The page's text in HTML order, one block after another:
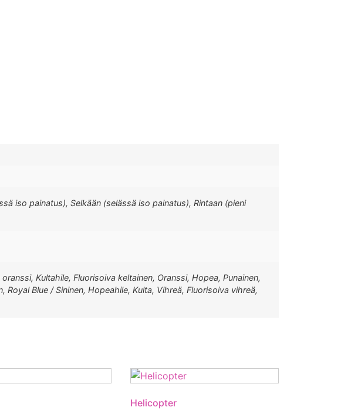
iso painatus), Selkään (selässä iso painatus), Rintaan (pieni
Kultahile, Fluorisoiva keltainen, Oranssi, Hopea, Punainen,
Blue / Sininen, Hopeahile, Kulta, Vihreä, Fluorisoiva vihreä,
Helicopter